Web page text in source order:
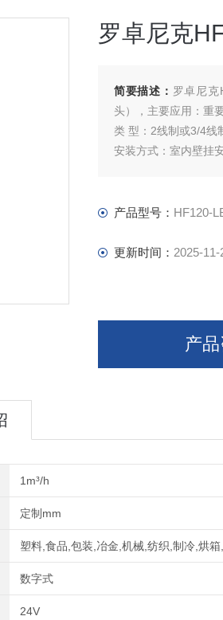
罗卓尼克
简要描述： 罗卓尼
头），主要应用：重
类 型：2线制或3/4线
安装方式：室内壁挂
校准方案：用温湿度
产品型号： HF120-
更新时间： 2025-11-
产
1m³/h
定制mm
塑料,食品,包装,冶金,机械,纺织,制冷,烘
数字式
24V